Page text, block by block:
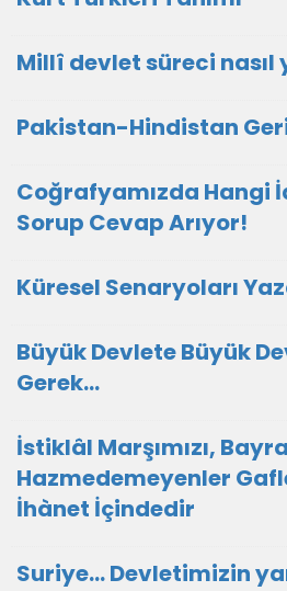
Millî devlet süreci nasıl
Pakistan-Hindistan
Coğrafyamızda Hangi
Sorup Cevap Arıyor!
Küresel Senaryoları
Büyük Devlete Büyük
Gerek…
İstiklâl Marşımızı,
Hazmedemeyenler
İhànet İçindedir
Suriye... Devletimizin